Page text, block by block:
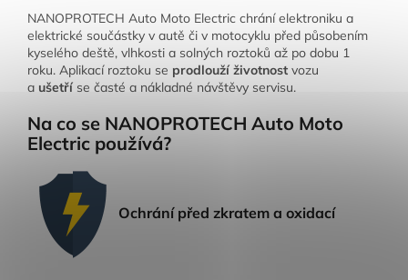
NANOPROTECH Auto Moto Electric chrání elektroniku a
elektrické součástky v autě či v motocyklu před působením
kyselého deště, vlhkosti a solných roztoků až po dobu 1
roku. Aplikací roztoku se prodlouží životnost vozu
a ušetří se časté a nákladné návštěvy servisu.
Na co se NANOPROTECH Auto Moto
Electric používá?
Ochrání před zkratem a oxidací